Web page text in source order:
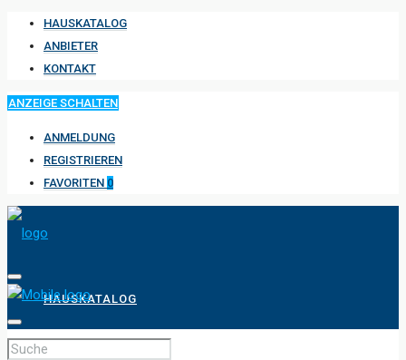
HAUSKATALOG
ANBIETER
KONTAKT
ANZEIGE SCHALTEN
ANMELDUNG
REGISTRIEREN
FAVORITEN 0
HAUSKATALOG
ANBIETER